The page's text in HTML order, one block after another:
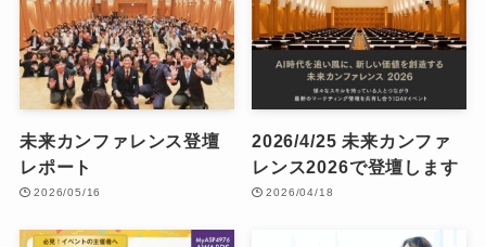
未来カンファレンス登壇
レポート
2026/05/16
2026/4/25 未来カンファ
レンス2026で登壇します
2026/04/18